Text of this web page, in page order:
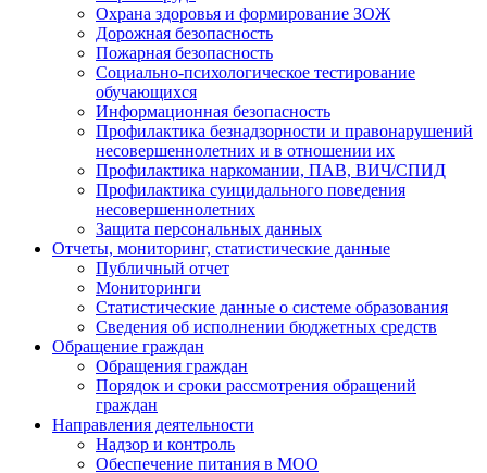
Охрана здоровья и формирование ЗОЖ
Дорожная безопасность
Пожарная безопасность
Социально-психологическое тестирование
обучающихся
Информационная безопасность
Профилактика безнадзорности и правонарушений
несовершеннолетних и в отношении их
Профилактика наркомании, ПАВ, ВИЧ/СПИД
Профилактика суицидального поведения
несовершеннолетних
Защита персональных данных
Отчеты, мониторинг, статистические данные
Публичный отчет
Мониторинги
Статистические данные о системе образования
Сведения об исполнении бюджетных средств
Обращение граждан
Обращения граждан
Порядок и сроки рассмотрения обращений
граждан
Направления деятельности
Надзор и контроль
Обеспечение питания в МОО